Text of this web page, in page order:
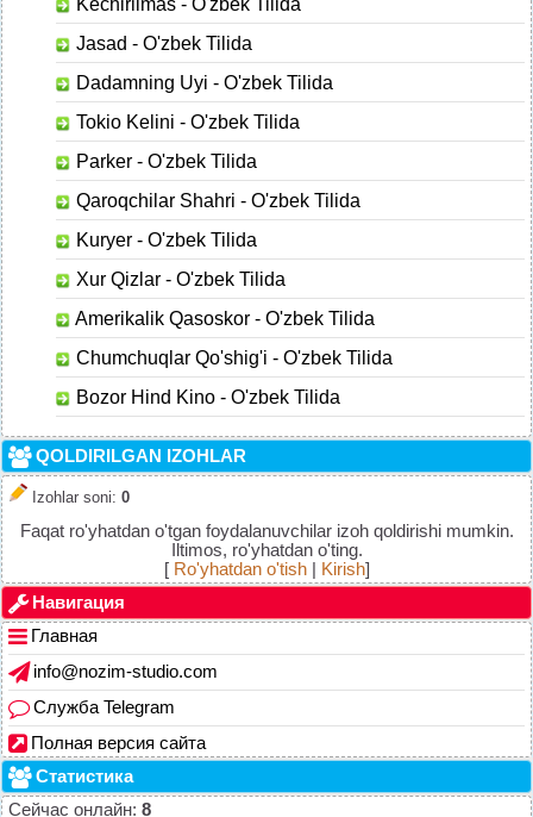
Jasad - O'zbek Tilida
Dadamning Uyi - O'zbek Tilida
Tokio Kelini - O'zbek Tilida
Parker - O'zbek Tilida
Qaroqchilar Shahri - O'zbek Tilida
Kuryer - O'zbek Tilida
Xur Qizlar - O'zbek Tilida
Amerikalik Qasoskor - O'zbek Tilida
Chumchuqlar Qo'shig'i - O'zbek Tilida
Bozor Hind Kino - O'zbek Tilida
QOLDIRILGAN IZOHLAR
Izohlar soni: 0
Faqat ro'yhatdan o'tgan foydalanuvchilar izoh qoldirishi mumkin.
Iltimos, ro'yhatdan o'ting.
[ Ro'yhatdan o'tish| Kirish]
Навигация
Главная
info@nozim-studio.com
Служба Telegram
Полная версия сайта
Статистика
Сейчас онлайн: 8